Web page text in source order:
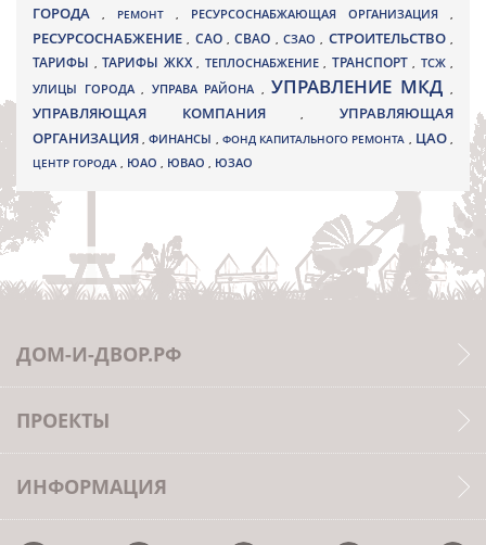
ГОРОДА
, РЕМОНТ , РЕСУРСОСНАБЖАЮЩАЯ ОРГАНИЗАЦИЯ ,
РЕСУРСОСНАБЖЕНИЕ, САО,СВАО ,СЗАО, СТРОИТЕЛЬСТВО,
ТАРИФЫ , ТАРИФЫ ЖКХ , ТЕПЛОСНАБЖЕНИЕ , ТРАНСПОРТ , ТСЖ ,
УЛИЦЫ ГОРОДА , УПРАВА РАЙОНА , УПРАВЛЕНИЕ МКД ,
УПРАВЛЯЮЩАЯ КОМПАНИЯ,УПРАВЛЯЮЩАЯ
ОРГАНИЗАЦИЯ,ФИНАНСЫ , ФОНД КАПИТАЛЬНОГО РЕМОНТА , ЦАО,
ЦЕНТР ГОРОДА , ЮАО , ЮВАО , ЮЗАО
ДОМ-И-ДВОР.РФ
ПРОЕКТЫ
ИНФОРМАЦИЯ